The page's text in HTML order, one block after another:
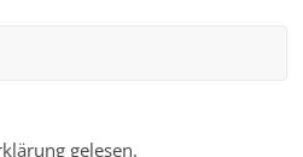
gelesen.